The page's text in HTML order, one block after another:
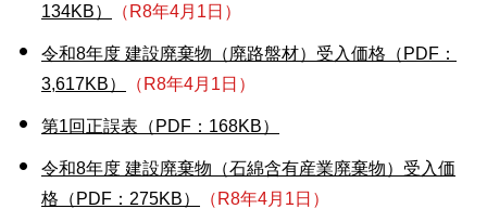
134KB）
（R8年4月1日）
令和8年度 建設廃棄物（廃路盤材）受入価格（PDF：
3,617KB）
（R8年4月1日）
第1回正誤表（PDF：168KB）
令和8年度 建設廃棄物（石綿含有産業廃棄物）受入価
格（PDF：275KB）
（R8年4月1日）